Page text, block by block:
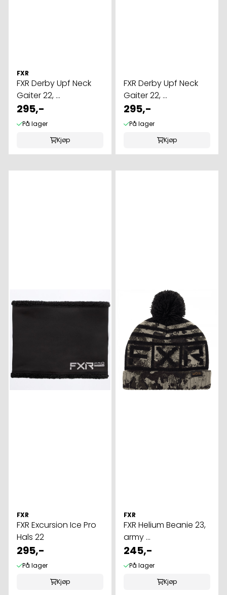
FXR
FXR Derby Upf Neck
Gaiter 22, ...
295,-
På lager
Kjøp
FXR Derby Upf Neck
Gaiter 22, ...
295,-
På lager
Kjøp
FXR
FXR Excursion Ice Pro
Hals 22
295,-
På lager
Kjøp
FXR
FXR Helium Beanie 23,
army ...
245,-
På lager
Kjøp